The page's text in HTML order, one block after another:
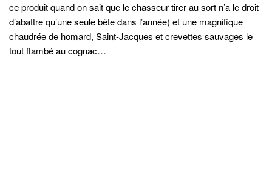
ce produit quand on sait que le chasseur tirer au sort n’a le droit
d’abattre qu’une seule bête dans l’année) et une magnifique
chaudrée de homard, Saint-Jacques et crevettes sauvages le
tout flambé au cognac…